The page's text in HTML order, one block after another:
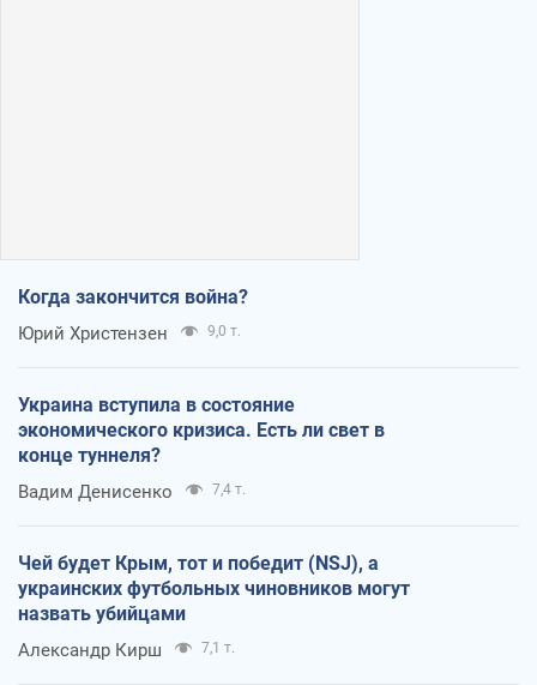
Когда закончится война?
Юрий Христензен 9,0 т.
Украина вступила в состояние
экономического кризиса. Есть ли свет в
конце туннеля?
Вадим Денисенко 7,4 т.
Чей будет Крым, тот и победит (NSJ), а
украинских футбольных чиновников могут
назвать убийцами
Александр Кирш 7,1 т.